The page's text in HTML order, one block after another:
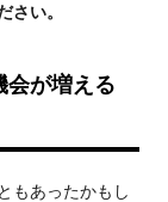
さい。
会が増える
もあったかもし